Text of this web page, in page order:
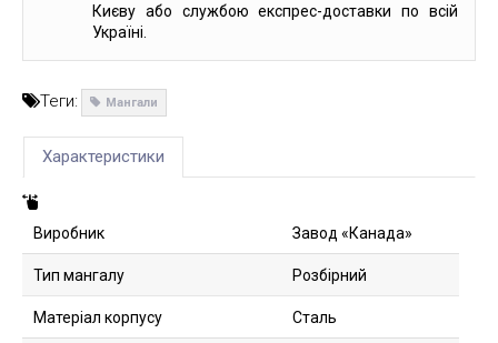
Києву або службою експрес-доставки по всій
Україні.
Теги: Мангали
Характеристики
Виробник Завод «Канада»
Тип мангалу Розбірний
Матеріал корпусу Сталь